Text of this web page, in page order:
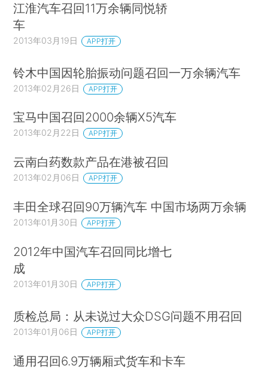
江淮汽车召回11万余辆同悦轿
车
2013年03月19日 APP打开
铃木中国因轮胎振动问题召回一万余辆汽车
2013年02月26日 APP打开
宝马中国召回2000余辆X5汽车
2013年02月22日 APP打开
云南白药数款产品在港被召回
2013年02月06日 APP打开
丰田全球召回90万辆汽车 中国市场两万余辆
2013年01月30日 APP打开
2012年中国汽车召回同比增七
成
2013年01月30日 APP打开
质检总局：从未说过大众DSG问题不用召回
2013年01月06日 APP打开
通用召回6.9万辆厢式货车和卡车